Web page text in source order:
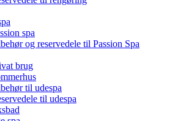
spa
og reservedele til Passion Spa
brug
til udespa
til udespa